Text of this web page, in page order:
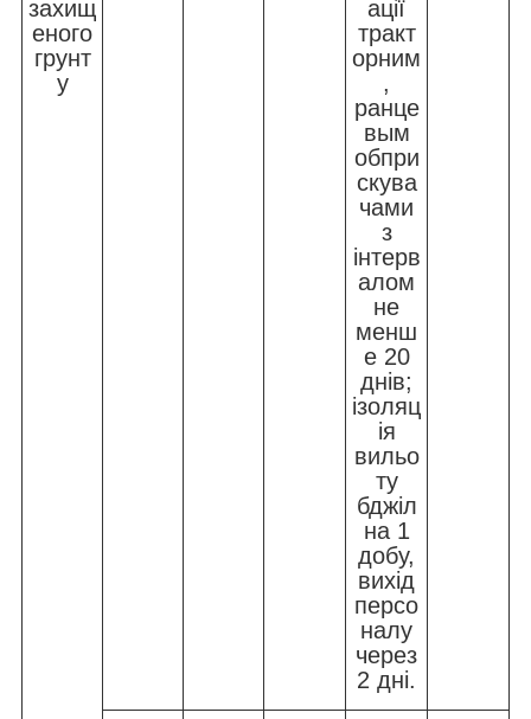
захищ
еного
грунт
у
ації
тракт
орним
,
ранце
вым
обпри
скува
чами
з
інтерв
алом
не
менш
е 20
днів;
ізоляц
ія
вильо
ту
бджіл
на 1
добу,
вихід
персо
налу
через
2 дні.